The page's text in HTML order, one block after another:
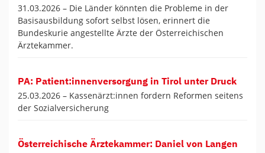
31.03.2026 – Die Länder könnten die Probleme in der
Basisausbildung sofort selbst lösen, erinnert die
Bundeskurie angestellte Ärzte der Österreichischen
Ärztekammer.
PA: Patient:innenversorgung in Tirol unter Druck
25.03.2026 – Kassenärzt:innen fordern Reformen seitens
der Sozialversicherung
Österreichische Ärztekammer: Daniel von Langen